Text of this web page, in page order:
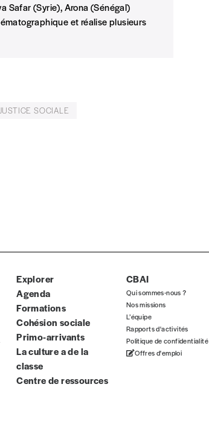
Nom
Safar (Syrie), Arona (Sénégal)
et réalise plusieurs
SOCIALE
Explorer
Agenda
Formations
Cohésion sociale
Primo-arrivants
La culture a de la
classe
Centre de ressources
CBAI
Qui sommes-nous ?
Nos missions
L’équipe
Rapports d'activités
Politique de confidentialité
Offres d'emploi